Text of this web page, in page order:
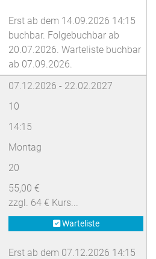
Erst ab dem 14.09.2026 14:15
buchbar. Folgebuchbar ab
20.07.2026. Warteliste buchbar
ab 07.09.2026.
07.12.2026 - 22.02.2027
10
14:15
Montag
20
55,00 €
zzgl. 64 € Kurs...
Warteliste
Erst ab dem 07.12.2026 14:15